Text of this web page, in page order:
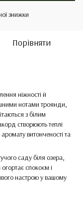
знижки
Порівняти
ніжності й
нотами троянди,
з білим
створюють теплі
витонченості та
саду біля озера,
спокоєм і
настрою у вашому